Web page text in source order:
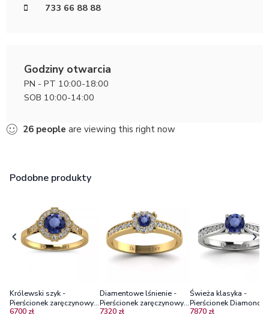
733 66 88 88
Godziny otwarcia
PN - PT 10:00-18:00
SOB 10:00-14:00
26 people are viewing this right now
Podobne produkty
Królewski szyk -
Pierścionek zaręczynowy z
żółtego złota z szafirem i
6700 zł
Diamentowe lśnienie -
Pierścionek zaręczynowy z
żółtego złota z szafirem i
7320 zł
Świeża klasyka -
Pierścionek Diamond
białe złoto, szafir,
7870 zł